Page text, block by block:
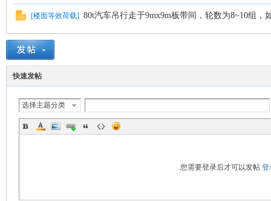
in
[楼面等效荷载] 80t汽车吊行走于9mx9m板带间，轮数为8~10组，
快速发帖
选择主题分类
您需要登录后才可以发帖 登